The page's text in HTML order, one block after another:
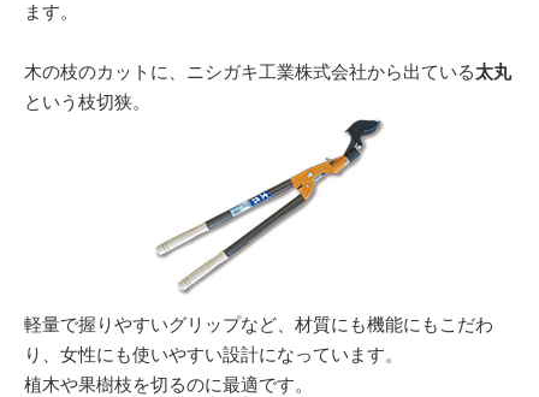
ます。
木の枝のカットに、ニシガキ工業株式会社から出ている太丸
という枝切狭。
軽量で握りやすいグリップなど、材質にも機能にもこだわ
り、女性にも使いやすい設計になっています。
植木や果樹枝を切るのに最適です。